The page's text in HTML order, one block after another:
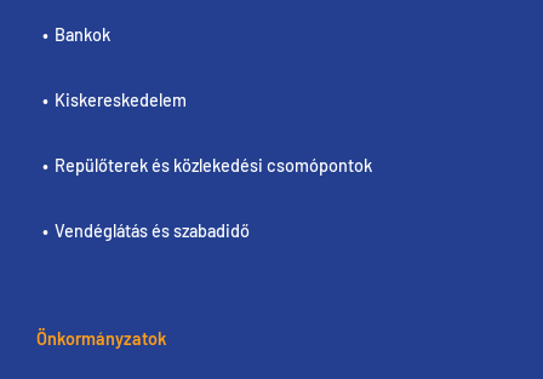
Bankok
Kiskereskedelem
Repülőterek és közlekedési csomópontok
Vendéglátás és szabadidő
Önkormányzatok